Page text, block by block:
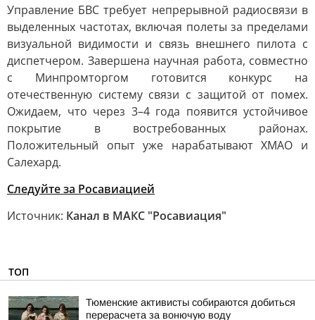
Управление БВС требует непрерывной радиосвязи в
выделенных частотах, включая полеты за пределами
визуальной видимости и связь внешнего пилота с
диспетчером. Завершена научная работа, совместно
с Минпромторгом готовится конкурс на
отечественную систему связи с защитой от помех.
Ожидаем, что через 3–4 года появится устойчивое
покрытие в востребованных районах.
Положительный опыт уже нарабатывают ХМАО и
Салехард.
Следуйте за Росавиацией
Источник: Канал в МАКС "Росавиация"
ТОП
Тюменские активисты собираются добиться
перерасчета за вонючую воду